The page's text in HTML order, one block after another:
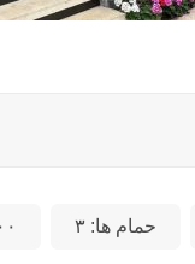
حمام ها: ۳